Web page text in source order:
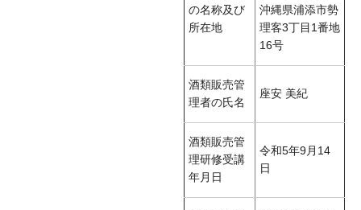
の名称及び
所在地
沖縄県浦添市勢
理客3丁目1番地
16号
酒類販売管
理者の氏名
座安 美紀
酒類販売管
理研修受講
年月日
令和5年9月14
日